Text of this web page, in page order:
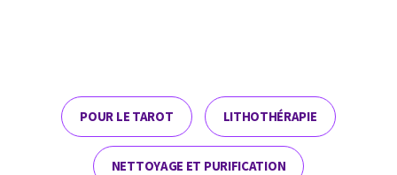
POUR LE TAROT LITHOTHÉRAPIE
NETTOYAGE ET PURIFICATION